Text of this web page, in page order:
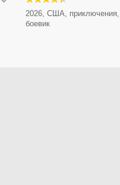
2026, США, приключения,
боевик